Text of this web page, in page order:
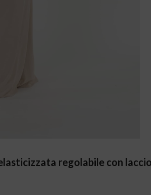
regolabile con